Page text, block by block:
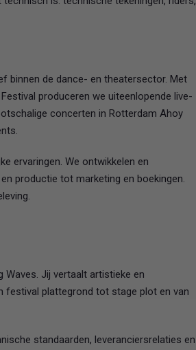
binnen de dance- en theatersector. Met
produceren we uiteenlopende live-
concerten in Rotterdam Ahoy
ervaringen. We ontwikkelen en
productie tot marketing en boekingen.
Waves. Jij vertaalt artistieke en
festival plattegrond tot stage plot en van
standaarden, leveranciersrelaties en